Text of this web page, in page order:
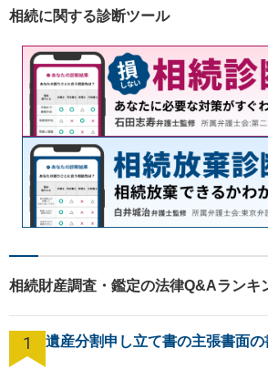
いませ。【駐車場あり
相続に関する診断ツール
相続財産調査・鑑定の法律Q&Aランキ
1 遺産分割申し立て書の主張書面の